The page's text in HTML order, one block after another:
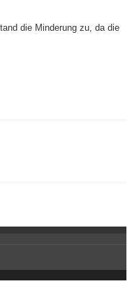
die Minderung zu, da die